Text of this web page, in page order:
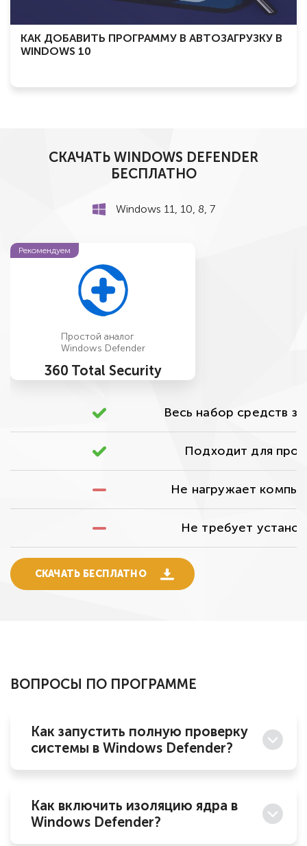
КАК ДОБАВИТЬ ПРОГРАММУ В АВТОЗАГРУЗКУ В
WINDOWS 10
СКАЧАТЬ WINDOWS DEFENDER
БЕСПЛАТНО
Windows 11, 10, 8, 7
Рекомендуем
Простой аналог
Windows Defender
360 Total Security
Весь набор средств
Подходит для
Не нагружает
Не требует
СКАЧАТЬ БЕСПЛАТНО
ВОПРОСЫ ПО ПРОГРАММЕ
Как запустить полную проверку
системы в Windows Defender?
Как включить изоляцию ядра в
Windows Defender?